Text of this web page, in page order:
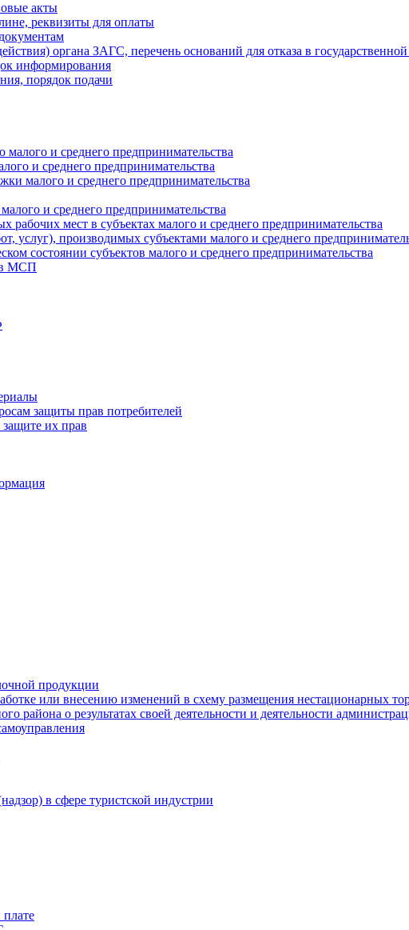
акты
реквизиты для оплаты
органа ЗАГС, перечень оснований для отказа в
информирования
порядок подачи
и среднего предпринимательства
и среднего предпринимательства
малого и среднего предпринимательства
и среднего предпринимательства
мест в субъектах малого и среднего предпринимательства
услуг), производимых субъектами малого и среднего
состоянии субъектов малого и среднего предпринимательства
МСП
защиты прав потребителей
их прав
продукции
или внесению изменений в схему размещения нестационарных
района о результатах своей деятельности и деятельности
в сфере туристской индустрии